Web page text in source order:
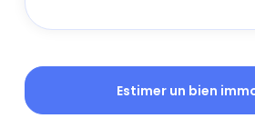
Estimer un bien